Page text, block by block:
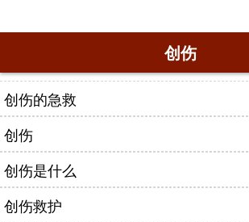
创伤
创伤的急救
创伤
创伤是什么
创伤救护